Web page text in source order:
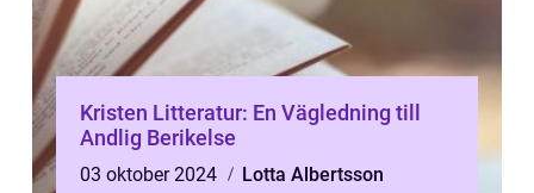
Kristen Litteratur: En Vägledning till
Andlig Berikelse
03 oktober 2024
Lotta Albertsson